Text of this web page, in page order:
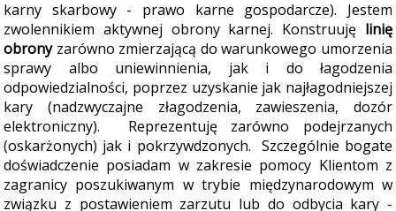
karny skarbowy - prawo karne gospodarcze). Jestem
zwolennikiem aktywnej obrony karnej. Konstruuję linię
obronyzarówno zmierzającą do warunkowego umorzenia
sprawy albo uniewinnienia, jak i do łagodzenia
odpowiedzialności, poprzez uzyskanie jak najłagodniejszej
kary (nadzwyczajne złagodzenia, zawieszenia, dozór
elektroniczny). Reprezentuję zarówno podejrzanych
(oskarżonych) jak i pokrzywdzonych. Szczególnie bogate
doświadczenie posiadam w zakresie pomocy Klientom z
zagranicy poszukiwanym w trybie międzynarodowym w
związku z postawieniem zarzutu lub do odbycia kary -